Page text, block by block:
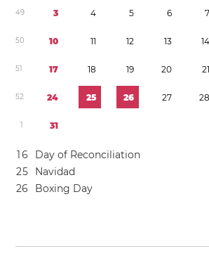
49 3 4 5 6 7
50 10 11 12 13 14
51 17 18 19 20 21
52 24 25 26 27 28
1 31
16
Day of Reconciliation
25
Navidad
26 Boxing Day